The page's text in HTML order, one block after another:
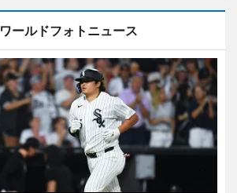
ワールドフォトニュース